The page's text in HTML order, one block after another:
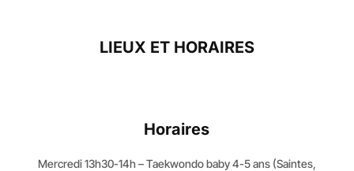
LIEUX ET HORAIRES
Horaires
Mercredi 13h30-14h – Taekwondo baby 4-5 ans (Saintes,